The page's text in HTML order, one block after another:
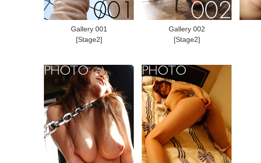
Gallery 001
[Stage2]
Gallery 002
[Stage2]